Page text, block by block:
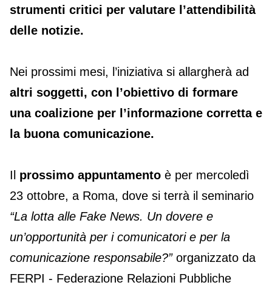
strumenti critici per valutare l’attendibilità
delle notizie.
Nei prossimi mesi, l’iniziativa si allargherà ad
altri soggetti, con l’obiettivo di formare
una coalizione per l’informazione corretta e
la buona comunicazione.
Il prossimo appuntamento è per mercoledì
23 ottobre, a Roma, dove si terrà il seminario
“La lotta alle Fake News. Un dovere e
un’opportunità per i comunicatori e per la
comunicazione responsabile?” organizzato da
FERPI - Federazione Relazioni Pubbliche